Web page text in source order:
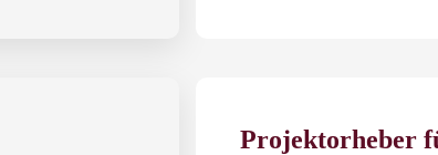
Projektorheber